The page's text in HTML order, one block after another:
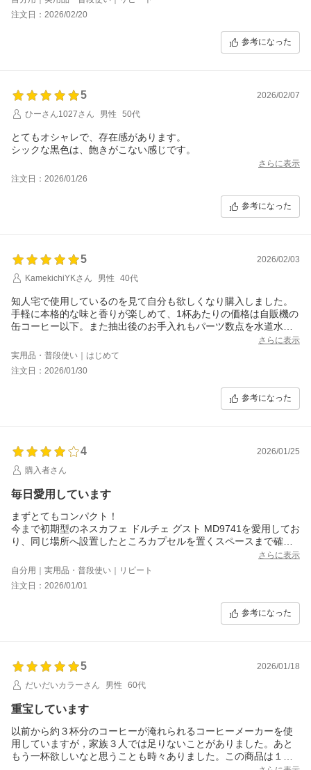
きくミルクたっぷりのカフェオレにしたい時やミルクフォームを
作ってのせたい時などにも対応できて最高です?
注文日：2026/02/20
参考になった
5
2026/02/07
ひーさん1027さん
男性 50代
とてもオシャレで、存在感があります。
シックな黒色は、飽きがこない感じです。
さらに表示
注文日：2026/01/26
参考になった
5
2026/02/03
KamekichiYKさん
男性 40代
知人宅で使用しているのを見て自分も欲しくなり購入しました。
手軽に本格的な味と香りが楽しめて、1杯あたりの価格は自販機の
缶コーヒー以下。また抽出後のお手入れもパーツ数点を水道水で
すすぐだけと、とても簡単。カプセルのバリエーションも豊富な
ので、これからはコーヒータイムがより一層楽しめそうです。大
変良い買い物でした。
さらに表示
実用品・普段使い｜はじめて
注文日：2026/01/30
参考になった
4
2026/01/25
購入者さん
毎日愛用しています
まずとてもコンパクト！
今まで初期型のネスカフェ ドルチェ グスト MD9741を愛用してお
り、同じ場所へ設置したところカプセルを置くスペースまで確保
できるくらいのコンパクトさ。物が多い我が家には助かります。
タッチパネルに慣れていないため、たまに意図しない操作ボタン
を押してしまうのがプチストレスなので??4です。
さらに表示
自分用｜実用品・普段使い｜リピート
注文日：2026/01/01
参考になった
5
2026/01/18
だいだいカラーさん
男性 60代
重宝しています
以前から約３杯分のコーヒーが淹れられるコーヒーメーカーを使
用していますが，家族３人では足りないことがありました。あと
もう一杯欲しいなと思うことも時々ありました。この商品は１杯